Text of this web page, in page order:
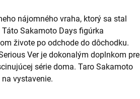
nájomného vraha, ktorý sa stal
Sakamoto Days figúrka
živote po odchode do dôchodku.
Ver je dokonalým doplnkom pre
série doma. Taro Sakamoto
vystavenie.